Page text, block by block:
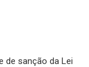
de sanção da Lei